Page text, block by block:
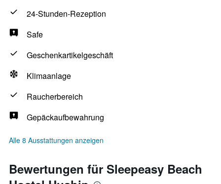
24-Stunden-Rezeption
Safe
Geschenkartikelgeschäft
Klimaanlage
Raucherbereich
Gepäckaufbewahrung
Alle 8 Ausstattungen anzeigen
Bewertungen für Sleepeasy Beach